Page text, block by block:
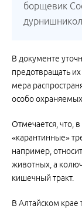
борщевик
В документе
предотвращать
мера
особо
Отмечается, что,
«карантинные»
например,
животных, а
кишечный тракт.
В Алтайском крае